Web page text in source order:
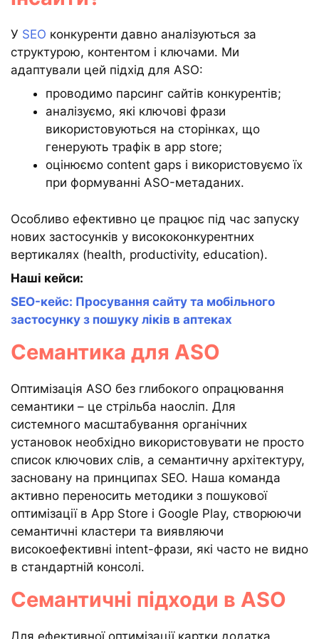
У SEO конкуренти давно аналізуються за
структурою, контентом і ключами. Ми
адаптували цей підхід для ASO:
проводимо парсинг сайтів конкурентів;
аналізуємо, які ключові фрази
використовуються на сторінках, що
генерують трафік в app store;
оцінюємо content gaps і використовуємо їх
при формуванні ASO-метаданих.
Особливо ефективно це працює під час запуску
нових застосунків у висококонкурентних
вертикалях (health, productivity, education).
Наші кейси:
SEO-кейс: Просування сайту та мобільного
застосунку з пошуку ліків в аптеках
Семантика для ASO
Оптимізація ASO без глибокого опрацювання
семантики – це стрільба наосліп. Для
системного масштабування органічних
установок необхідно використовувати не просто
список ключових слів, а семантичну архітектуру,
засновану на принципах SEO. Наша команда
активно переносить методики з пошукової
оптимізації в App Store і Google Play, створюючи
семантичні кластери та виявляючи
високоефективні intent-фрази, які часто не видно
в стандартній консолі.
Семантичні підходи в ASO
Для ефективної оптимізації картки додатка